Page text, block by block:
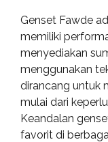
Genset Fawde
memiliki
menyediakan
menggunakan
dirancang untuk
mulai dari
Keandalan
favorit di